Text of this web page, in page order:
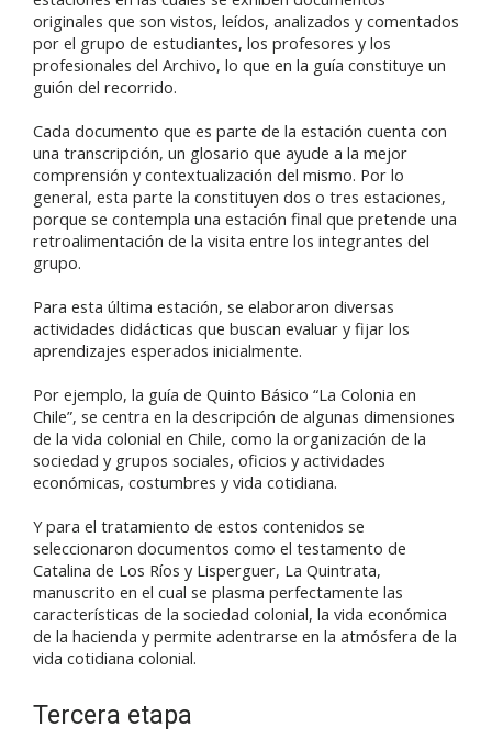
originales que son vistos, leídos, analizados y comentados
por el grupo de estudiantes, los profesores y los
profesionales del Archivo, lo que en la guía constituye un
guión del recorrido.
Cada documento que es parte de la estación cuenta con
una transcripción, un glosario que ayude a la mejor
comprensión y contextualización del mismo. Por lo
general, esta parte la constituyen dos o tres estaciones,
porque se contempla una estación final que pretende una
retroalimentación de la visita entre los integrantes del
grupo.
Para esta última estación, se elaboraron diversas
actividades didácticas que buscan evaluar y fijar los
aprendizajes esperados inicialmente.
Por ejemplo, la guía de Quinto Básico “La Colonia en
Chile”, se centra en la descripción de algunas dimensiones
de la vida colonial en Chile, como la organización de la
sociedad y grupos sociales, oficios y actividades
económicas, costumbres y vida cotidiana.
Y para el tratamiento de estos contenidos se
seleccionaron documentos como el testamento de
Catalina de Los Ríos y Lisperguer, La Quintrata,
manuscrito en el cual se plasma perfectamente las
características de la sociedad colonial, la vida económica
de la hacienda y permite adentrarse en la atmósfera de la
vida cotidiana colonial.
Tercera etapa